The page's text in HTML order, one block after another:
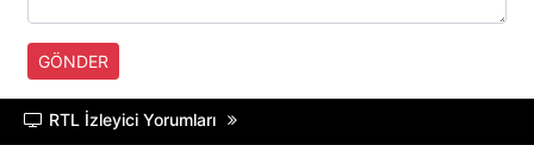
GÖNDER
RTL İzleyici Yorumları